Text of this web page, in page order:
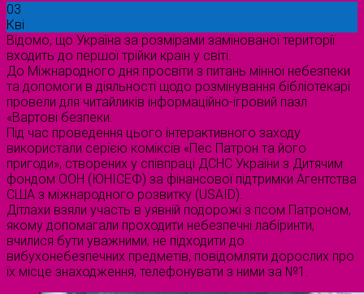
03
Кві
Відомо, що Україна за розмірами замінованої території
входить до першої трійки країн у світі.
До Міжнародного дня просвіти з питань мінної небезпеки
та допомоги в діяльності щодо розмінування бібліотекарі
провели для читайликів інформаційно-ігровий пазл
«Вартові безпеки.
Під час проведення цього інтерактивного заходу
використали серією коміксів «Пес Патрон та його
пригоди», створених у співпраці ДСНС України з Дитячим
фондом ООН (ЮНІСЕФ) за фінансової підтримки Агентства
США з міжнародного розвитку (USAID).
Дітлахи взяли участь в уявній подорожі з псом Патроном,
якому допомагали проходити небезпечні лабіринти,
вчилися бути уважними, не підходити до
вибухонебезпечних предметів, повідомляти дорослих про
їх місце знаходження, телефонувати з ними за №1.